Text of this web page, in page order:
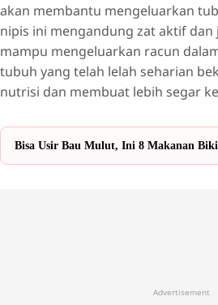
akan membantu mengeluarkan
nipis ini mengandung zat aktif dan
mampu mengeluarkan racun
tubuh yang telah lelah seharian
nutrisi dan membuat lebih segar
Bisa Usir Bau Mulut, Ini 8 Makanan
Advertisement